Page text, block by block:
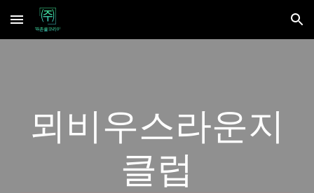
Skip to main content Skip to navigation
뫼비우스라운지
클럽